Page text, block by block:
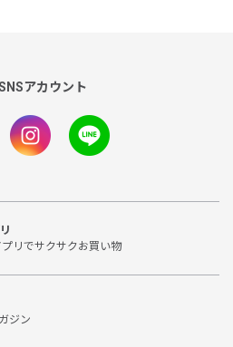
アカウント
リでサクサクお買い物
ジン